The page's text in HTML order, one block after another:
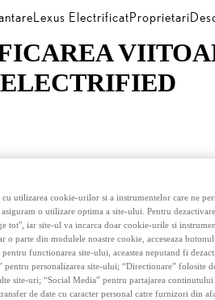
Lexus ElectrificatProprietari
utilizarea cookie-urilor si a instrumentelor care ne
o utilizare optima a site-ului. Pentru
tot", iar site-ul va incarca doar cookie-urile si
o parte din modulele noastre cookie, acceseaza
functionarea site-ului, aceastea neputand fi
personalizarea site-ului; “Directionare” folosite
site-uri; “Social Media” pentru partajarea
de date cu caracter personal catre furnizori din